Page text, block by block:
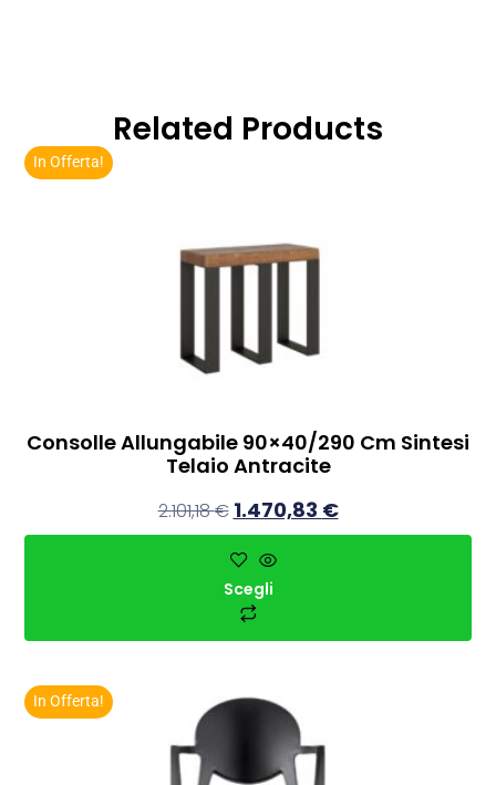
Related Products
In Offerta!
Consolle Allungabile 90×40/290 Cm Sintesi
Telaio Antracite
2.101,18€ 1.470,83 €
Scegli
In Offerta!